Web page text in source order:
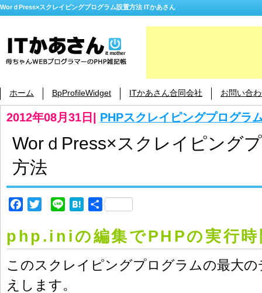
WorｄPress×スクレイピングプログラム設置方法 ITかあさん
ホーム BpProfileWidget ITかあさん合同会社 お問い合
2012年08月31日 PHPスクレイピングプログラ
WorｄPress×スクレイピング
方法
Facebook
Twitter Line Hatena
共
php.iniの編集でPHPの実行時
このスクレイピングプログラムの最大
えします。